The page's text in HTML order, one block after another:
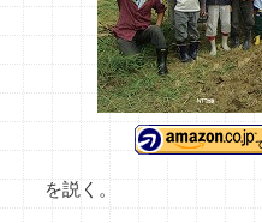
を説く。